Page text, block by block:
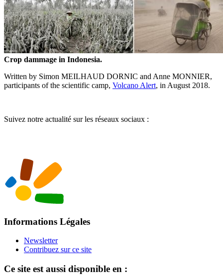
Crop dammage in Indonesia.
Written by Simon MEILHAUD DORNIC and Anne MONNIER,
participants of the scientific camp, Volcano Alert, in August 2018.
Suivez notre actualité sur les réseaux sociaux :
Informations Légales
Newsletter
Contribuez sur ce site
Ce site est aussi disponible en :